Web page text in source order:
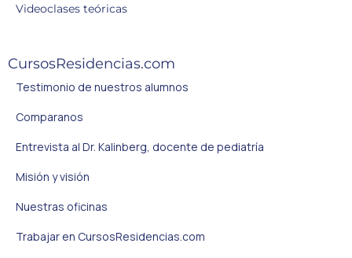
Videoclases teóricas
CursosResidencias.com
Testimonio de nuestros alumnos
Comparanos
Entrevista al Dr. Kalinberg, docente de pediatría
Misión y visión
Nuestras oficinas
Trabajar en CursosResidencias.com